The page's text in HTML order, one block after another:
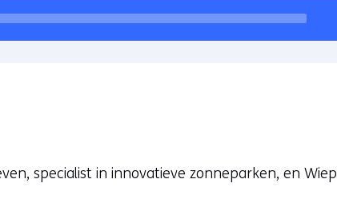
specialist in innovatieve zonneparken, en Wiep